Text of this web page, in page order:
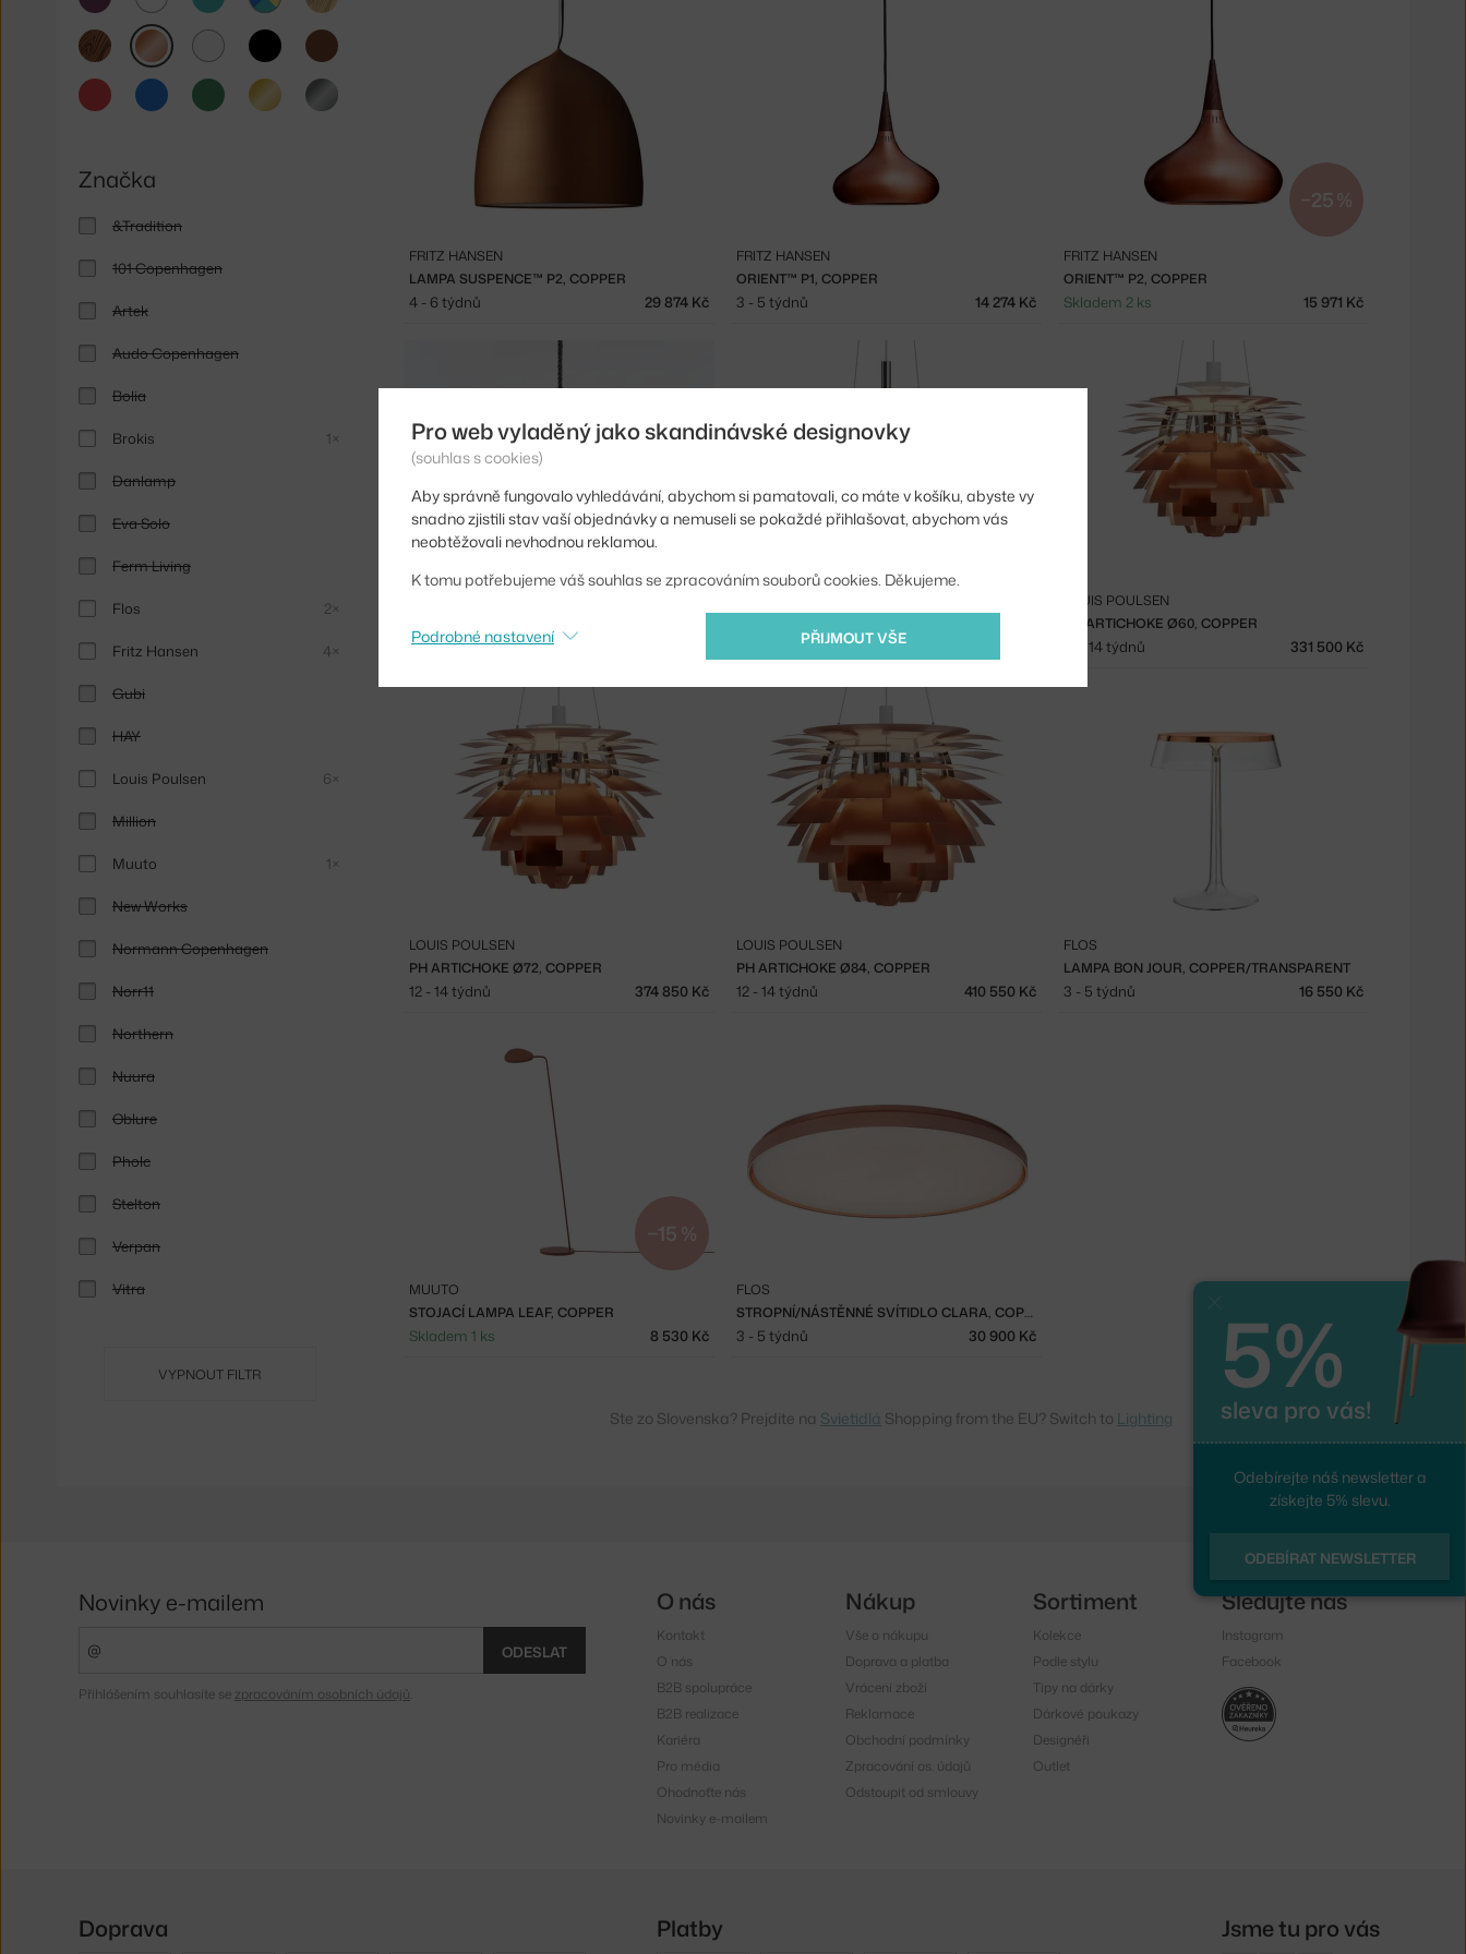
dřevo
tmavé
dřevo
měděná čirá černá hnědá
červená modrá zelená zlatá stříbrná
Značka
&Tradition
101 Copenhagen
Artek
Audo Copenhagen
Bolia
Brokis 1×
Danlamp
Eva Solo
Ferm Living
Flos 2×
Fritz Hansen 4×
Gubi
HAY
Louis Poulsen 6×
Million
Muuto 1×
New Works
Normann Copenhagen
Norr11
Northern
Nuura
Oblure
Pholc
Stelton
Verpan
Vitra
VYPNOUT FILTR
LAMPA SUSPENCE™ P2, COPPER
FRITZ HANSEN
4 - 6 týdnů 29 874 Kč
ORIENT™ P1, COPPER
FRITZ HANSEN
3 - 5 týdnů 14 274 Kč
−25 %
ORIENT™ P2, COPPER
FRITZ HANSEN
Skladem 2 ks 15 971 Kč
−35 %
Skladem 1 ks 12 - 14 týdnů
PH ARTICHOKE Ø60, COPPER
LOUIS POULSEN
12 - 14 týdnů 331 500 Kč
PH ARTICHOKE Ø72, COPPER
LOUIS POULSEN
12 - 14 týdnů 374 850 Kč
PH ARTICHOKE Ø84, COPPER
LOUIS POULSEN
12 - 14 týdnů 410 550 Kč
LAMPA BON JOUR, COPPER/TRANSPARENT
FLOS
3 - 5 týdnů 16 550 Kč
−15 %
STOJACÍ LAMPA LEAF, COPPER
MUUTO
Skladem 1 ks 8 530 Kč
STROPNÍ/NÁSTĚNNÉ SVÍTIDLO CLARA, COPPER
FLOS
3 - 5 týdnů 30 900 Kč
Ste zo Slovenska? Prejdite na Svietidlá Shopping from the EU? Switch to Lighting
Pro web vyladěný jako skandinávské designovky
(souhlas s cookies)
Aby správně fungovalo vyhledávání, abychom si pamatovali, co máte v košíku, abyste vy
snadno zjistili stav vaší objednávky a nemuseli se pokaždé přihlašovat, abychom vás
neobtěžovali nevhodnou reklamou.
K tomu potřebujeme váš souhlas se zpracováním souborů cookies. Děkujeme.
PŘIJMOUT VŠE
Podrobné nastavení
5%
sleva pro vás!
Odebírejte náš newsletter a
získejte 5% slevu.
ODEBÍRAT NEWSLETTER
Novinky e-mailem
ODESLAT
Přihlášením souhlasíte se zpracováním osobních údajů
O nás
Kontakt
O nás
B2B spolupráce
B2B realizace
Kariéra
Pro média
Ohodnoťte nás
Novinky e-mailem
Nákup
Vše o nákupu
Doprava a platba
Vrácení zboží
Reklamace
Obchodní podmínky
Zpracování os. údajů
Odstoupit od smlouvy
Sortiment
Kolekce
Podle stylu
Tipy na dárky
Dárkové poukazy
Designéři
Outlet
Sledujte nás
Instagram
Facebook
Doprava Platby Jsme tu pro vás